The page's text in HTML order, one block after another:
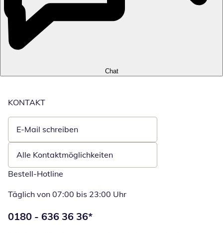
Chat
KONTAKT
E-Mail schreiben
Öffnet E-Mail-Client
Alle Kontaktmöglichkeiten
Bestell-Hotline
Täglich von 07:00 bis 23:00 Uhr
Telefonnummer:
0180 - 636 36 36*